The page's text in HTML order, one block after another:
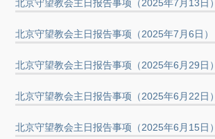
北京守望教会主日报告事项（2025年7月13日）
北京守望教会主日报告事项（2025年7月6日）
北京守望教会主日报告事项（2025年6月29日）
北京守望教会主日报告事项（2025年6月22日）
北京守望教会主日报告事项（2025年6月15日）